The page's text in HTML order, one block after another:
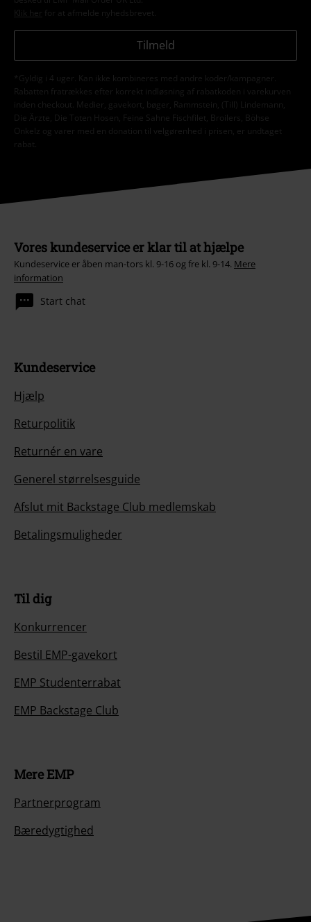
Klik her
for at afmelde nyhedsbrevet.
Tilmeld
*Gyldig i 4 uger. Kan ikke kombineres med andre koder/kampagner.
Rabatten fratrækkes efter korrekt indløsning af rabatkoden i varekurven
inden checkout. Medier, gavekort, bøger, Rammstein, (Till) Lindemann,
Die Ärzte, Die Toten Hosen, Feine Sahne Fischfilet, Broilers, Böhse
Onkelz og varer med en donation til velgørenhed i prisen, er undtaget
rabat.
Vores kundeservice er klar til at hjælpe
Kundeservice er åben man-tors kl. 9-16 og fre kl. 9-14. Mere
information
Start chat
Kundeservice
Hjælp
Returpolitik
Returnér en vare
Generel størrelsesguide
Afslut mit Backstage Club medlemskab
Betalingsmuligheder
Til dig
Konkurrencer
Bestil EMP-gavekort
EMP Studenterrabat
EMP Backstage Club
Mere EMP
Partnerprogram
Bæredygtighed